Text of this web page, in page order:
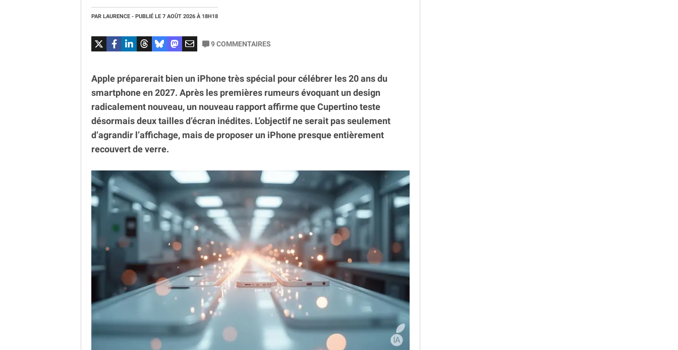
PAR LAURENCE - PUBLIÉ LE 7 AOÛT 2026 À 18H18
9COMMENTAIRES
Apple préparerait bien un iPhone très spécial pour célébrer les 20 ans du
smartphone en 2027. Après les premières rumeurs évoquant un design
radicalement nouveau, un nouveau rapport affirme que Cupertino teste
désormais deux tailles d’écran inédites. L’objectif ne serait pas seulement
d’agrandir l’affichage, mais de proposer un iPhone presque entièrement
recouvert de verre.